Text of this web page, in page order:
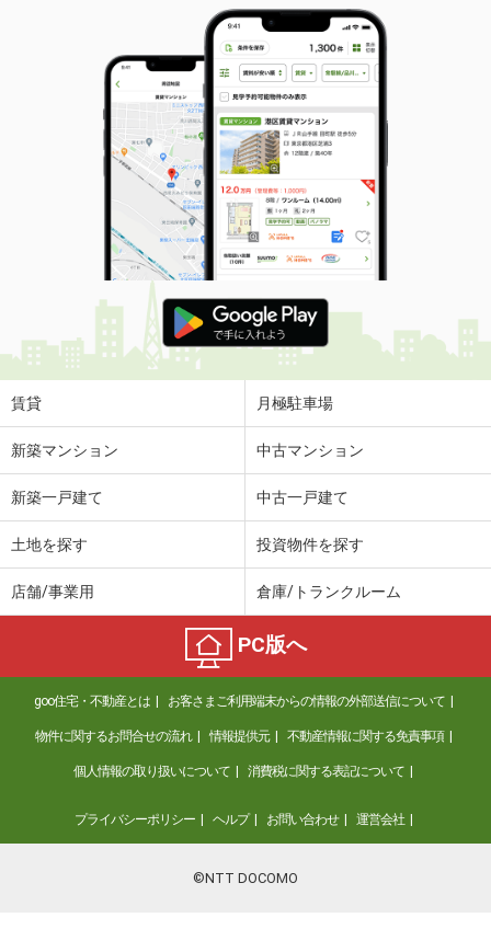
賃貸 月極駐車場
新築マンション 中古マンション
新築一戸建て 中古一戸建て
土地を探す 投資物件を探す
店舗/事業用 倉庫/トランクルーム
PC版へ
goo住宅・不動産とは お客さまご利用端末からの情報の外部送信について
物件に関するお問合せの流れ 情報提供元 不動産情報に関する免責事項
個人情報の取り扱いについて 消費税に関する表記について
プライバシーポリシー ヘルプ お問い合わせ 運営会社
©NTT DOCOMO